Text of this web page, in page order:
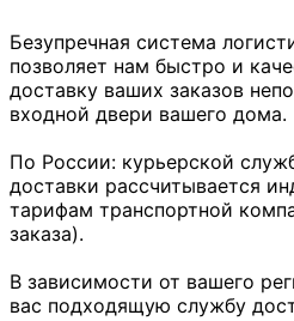
Безупречная система
позволяет нам быстро и
доставку ваших заказов
входной двери вашего дома.
По России: курьерской
доставки рассчитывается
тарифам транспортной
заказа).
В зависимости от вашего
вас подходящую службу